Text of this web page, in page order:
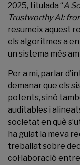
2025, titulada “A
Trustworthy AI:
resumeix aquest
els algoritmes a
un sistema més
Per a mi, parlar
demanar que els
potents, sinó
auditables i
societat en què
ha guiat la meva
treballat sobre
col·laboració